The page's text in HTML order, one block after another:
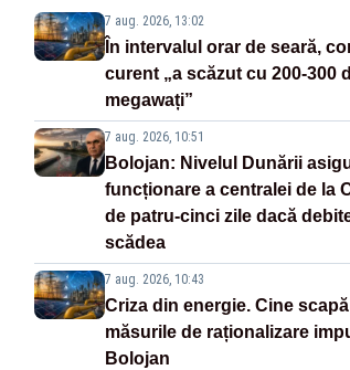
7 aug. 2026, 13:02
În intervalul orar de seară,
curent „a scăzut cu 200-300
megawați”
7 aug. 2026, 10:51
Bolojan: Nivelul Dunării
funcționare a centralei de la
de patru-cinci zile dacă
scădea
7 aug. 2026, 10:43
Criza din energie. Cine
măsurile de raționalizare
Bolojan